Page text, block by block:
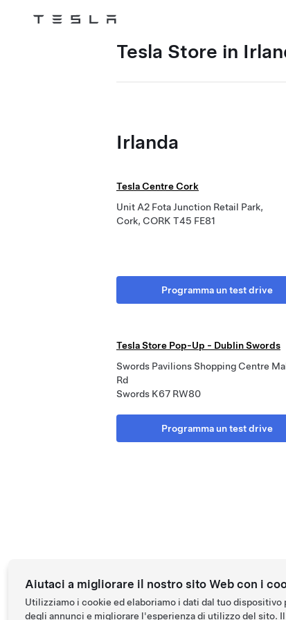
Tesla Tesla Store in
Irlanda
Tesla Centre Cork
Unit A2 Fota Junction Retail Park,
Cork, CORK T45 FE81
Programma un test drive
Tesla Store Pop-Up - Dublin Swords
Swords Pavilions Shopping Centre
Rd
Swords K67 RW80
Programma un test drive
Aiutaci a migliorare il nostro sito Web con i
Utilizziamo i cookie ed elaboriamo i dati dal tuo
degli annunci e migliorare l'esperienza di utilizzo del sito.